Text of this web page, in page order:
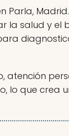
Madrid.
salud y el
atención
lo que crea